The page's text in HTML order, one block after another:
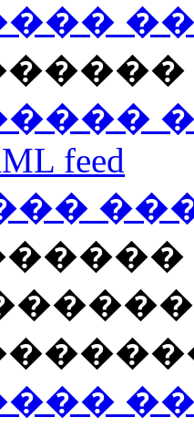
feed